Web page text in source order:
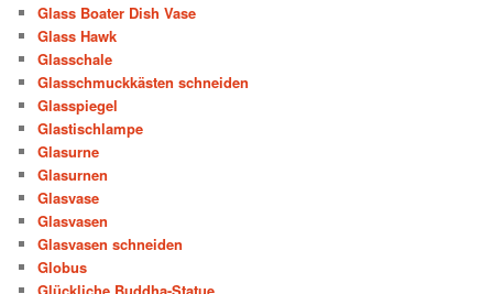
Glass Boater Dish Vase
Glass Hawk
Glasschale
Glasschmuckkästen schneiden
Glasspiegel
Glastischlampe
Glasurne
Glasurnen
Glasvase
Glasvasen
Glasvasen schneiden
Globus